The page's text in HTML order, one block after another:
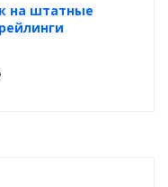
на штатные